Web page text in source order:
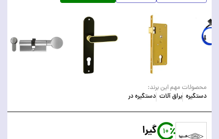
محصولات مهم این برند:
دستگیره یراق آلات دستگیره در
10 گیرا